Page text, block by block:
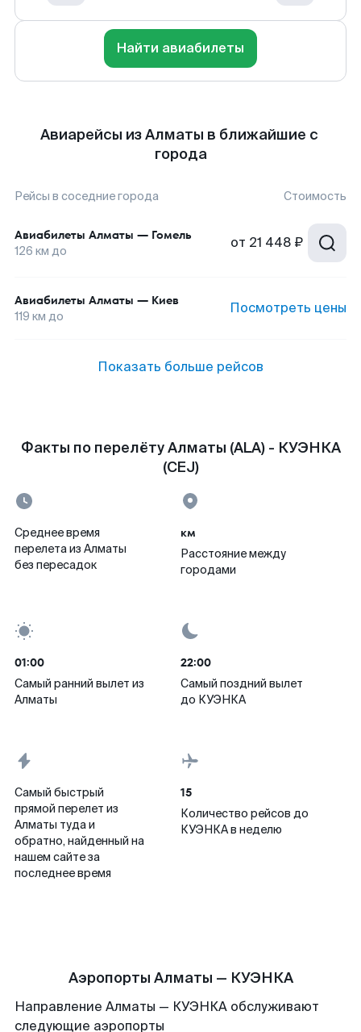
Найти авиабилеты
Авиарейсы из Алматы в ближайшие с
города
Рейсы в соседние города Стоимость
Авиабилеты Алматы — Гомель
126 км до от 21 448 ₽
Авиабилеты Алматы — Киев
119 км до Посмотреть цены
Показать больше рейсов
Факты по перелёту Алматы (ALA) - КУЭНКА
(CEJ)
Среднее время
перелета из Алматы
без пересадок
км
Расстояние между
городами
01:00
Самый ранний вылет из
Алматы
22:00
Самый поздний вылет
до КУЭНКА
Самый быстрый
прямой перелет из
Алматы туда и
обратно, найденный на
нашем сайте за
последнее время
15
Количество рейсов до
КУЭНКА в неделю
Аэропорты Алматы — КУЭНКА
Направление Алматы — КУЭНКА обслуживают
следующие аэропорты